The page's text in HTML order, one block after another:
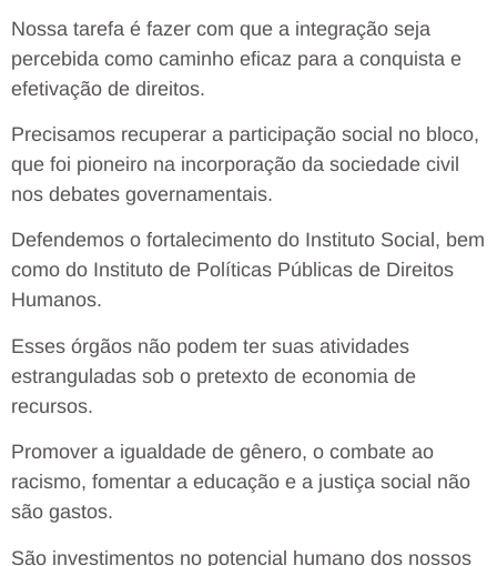
Nossa tarefa é fazer com que a integração seja
percebida como caminho eficaz para a conquista e
efetivação de direitos.
Precisamos recuperar a participação social no bloco,
que foi pioneiro na incorporação da sociedade civil
nos debates governamentais.
Defendemos o fortalecimento do Instituto Social, bem
como do Instituto de Políticas Públicas de Direitos
Humanos.
Esses órgãos não podem ter suas atividades
estranguladas sob o pretexto de economia de
recursos.
Promover a igualdade de gênero, o combate ao
racismo, fomentar a educação e a justiça social não
são gastos.
São investimentos no potencial humano dos nossos